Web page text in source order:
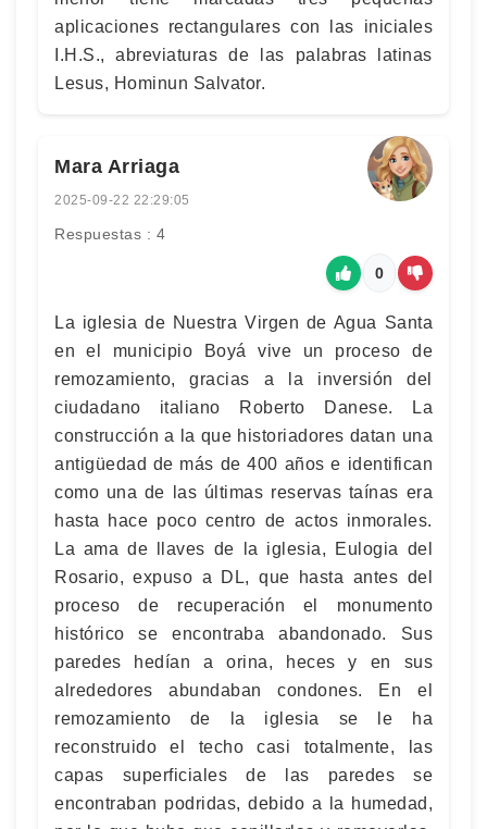
aplicaciones rectangulares con las iniciales
I.H.S., abreviaturas de las palabras latinas
Lesus, Hominun Salvator.
Mara Arriaga
2025-09-22 22:29:05
Respuestas : 4
0
La iglesia de Nuestra Virgen de Agua Santa
en el municipio Boyá vive un proceso de
remozamiento, gracias a la inversión del
ciudadano italiano Roberto Danese. La
construcción a la que historiadores datan una
antigüedad de más de 400 años e identifican
como una de las últimas reservas taínas era
hasta hace poco centro de actos inmorales.
La ama de llaves de la iglesia, Eulogia del
Rosario, expuso a DL, que hasta antes del
proceso de recuperación el monumento
histórico se encontraba abandonado. Sus
paredes hedían a orina, heces y en sus
alrededores abundaban condones. En el
remozamiento de la iglesia se le ha
reconstruido el techo casi totalmente, las
capas superficiales de las paredes se
encontraban podridas, debido a la humedad,